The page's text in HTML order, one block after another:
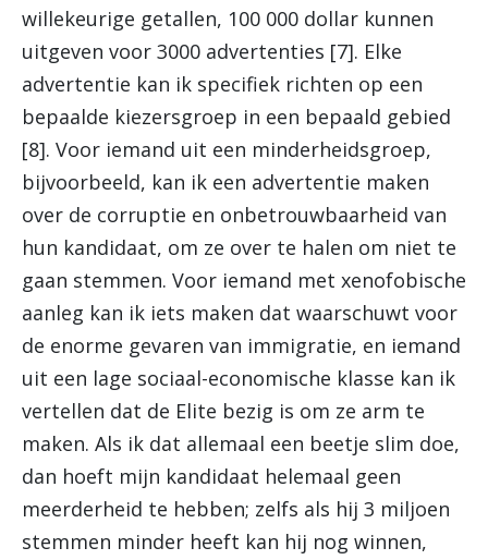
willekeurige getallen, 100 000 dollar kunnen
uitgeven voor 3000 advertenties [7]. Elke
advertentie kan ik specifiek richten op een
bepaalde kiezersgroep in een bepaald gebied
[8]. Voor iemand uit een minderheidsgroep,
bijvoorbeeld, kan ik een advertentie maken
over de corruptie en onbetrouwbaarheid van
hun kandidaat, om ze over te halen om niet te
gaan stemmen. Voor iemand met xenofobische
aanleg kan ik iets maken dat waarschuwt voor
de enorme gevaren van immigratie, en iemand
uit een lage sociaal-economische klasse kan ik
vertellen dat de Elite bezig is om ze arm te
maken. Als ik dat allemaal een beetje slim doe,
dan hoeft mijn kandidaat helemaal geen
meerderheid te hebben; zelfs als hij 3 miljoen
stemmen minder heeft kan hij nog winnen,